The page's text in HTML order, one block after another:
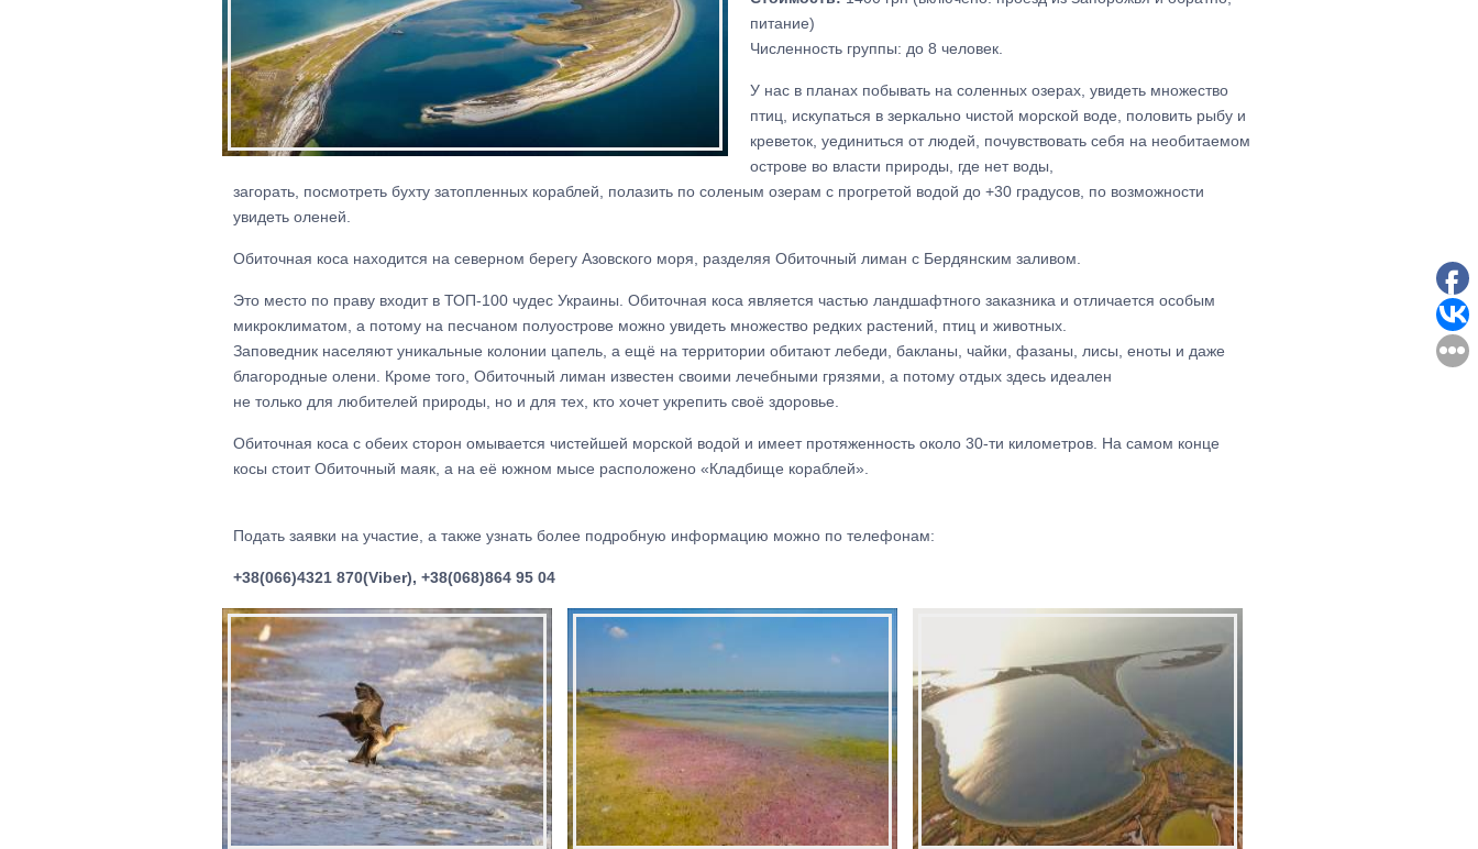
питание)
Численность группы: до 8 человек.
У нас в планах побывать на соленных озерах, увидеть множество
птиц, искупаться в зеркально чистой морской воде, половить рыбу и
креветок, уединиться от людей, почувствовать себя на необитаемом
острове во власти природы, где нет воды,
загорать, посмотреть бухту затопленных кораблей, полазить по соленым озерам с прогретой водой до +30 градусов, по возможности
увидеть оленей.
Обиточная коса находится на северном берегу Азовского моря, разделяя Обиточный лиман с Бердянским заливом.
Это место по праву входит в ТОП-100 чудес Украины. Обиточная коса является частью ландшафтного заказника и отличается особым
микроклиматом, а потому на песчаном полуострове можно увидеть множество редких растений, птиц и животных.
Заповедник населяют уникальные колонии цапель, а ещё на территории обитают лебеди, бакланы, чайки, фазаны, лисы, еноты и даже
благородные олени. Кроме того, Обиточный лиман известен своими лечебными грязями, а потому отдых здесь идеален
не только для любителей природы, но и для тех, кто хочет укрепить своё здоровье.
Обиточная коса с обеих сторон омывается чистейшей морской водой и имеет протяженность около 30-ти километров. На самом конце
косы стоит Обиточный маяк, а на её южном мысе расположено «Кладбище кораблей».
Подать заявки на участие, а также узнать более подробную информацию можно по телефонам:
+38(066)4321 870(Viber), +38(068)864 95 04